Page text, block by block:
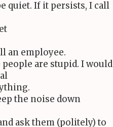
quiet. If it persists, I call
an employee.
are stupid. I would
the noise down
ask them (politely) to